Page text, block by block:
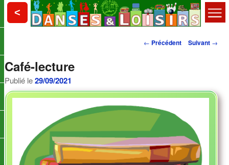
Aller
contenu
Choisy le Roi
<
Navigation
← Précédent Suivant →
Café-lecture
Publié le29/09/2021